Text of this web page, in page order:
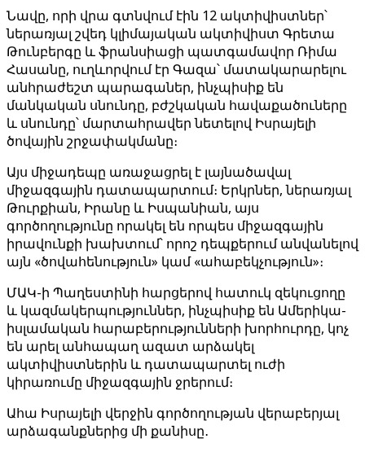
Նավը, որի վրա գտնվում էին 12 ակտիվիստներ՝
ներառյալ շվեդ կլիմայական ակտիվիստ Գրետա
Թունբերգը և ֆրանսիացի պատգամավոր Ռիմա
Հասանը, ուղևորվում էր Գազա՝ մատակարարելու
անհրաժեշտ պարագաներ, ինչպիսիք են
մանկական սնունդը, բժշկական հավաքածուները
և սնունդը՝ մարտահրավեր նետելով Իսրայելի
ծովային շրջափակմանը։
Այս միջադեպը առաջացրել է լայնածավալ
միջազգային դատապարտում։ Երկրներ, ներառյալ
Թուրքիան, Իրանը և Իսպանիան, այս
գործողությունը որակել են որպես միջազգային
իրավունքի խախտում՝ որոշ դեպքերում անվանելով
այն «ծովահենություն» կամ «ահաբեկչություն»։
ՄԱԿ-ի Պաղեստինի հարցերով հատուկ զեկուցողը
և կազմակերպություններ, ինչպիսիք են Ամերիկա-
իսլամական հարաբերությունների խորհուրդը, կոչ
են արել անհապաղ ազատ արձակել
ակտիվիստներին և դատապարտել ուժի
կիրառումը միջազգային ջրերում։
Ահա Իսրայելի վերջին գործողության վերաբերյալ
արձագանքներից մի քանիսը․